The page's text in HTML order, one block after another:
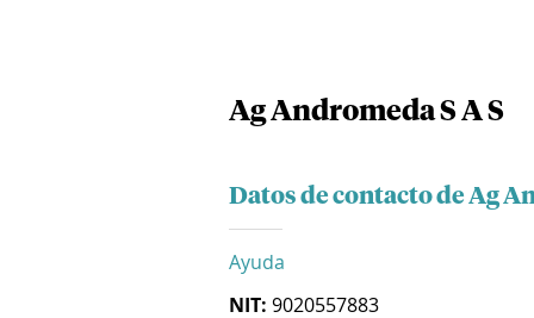
Ag Andromeda S A S
Datos de contacto de Ag
Ayuda
NIT: 9020557883